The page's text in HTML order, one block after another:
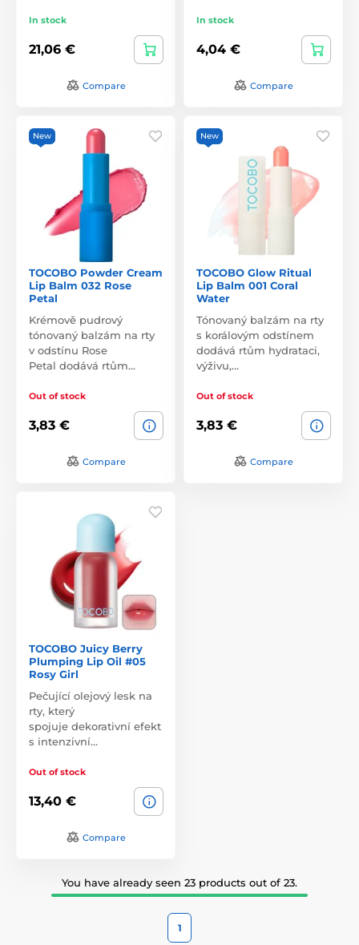
In stock
21,06 €
Compare
In stock
4,04 €
Compare
New
TOCOBO Powder Cream
Lip Balm 032 Rose
Petal
Krémově pudrový
tónovaný balzám na rty
v odstínu Rose
Petal dodává rtům…
Out of stock
3,83 €
Compare
New
TOCOBO Glow Ritual
Lip Balm 001 Coral
Water
Tónovaný balzám na rty
s korálovým odstínem
dodává rtům hydrataci,
výživu,…
Out of stock
3,83 €
Compare
TOCOBO Juicy Berry
Plumping Lip Oil #05
Rosy Girl
Pečující olejový lesk na
rty, který
spojuje dekorativní efekt
s intenzivní…
Out of stock
13,40 €
Compare
You have already seen 23 products out of 23.
1